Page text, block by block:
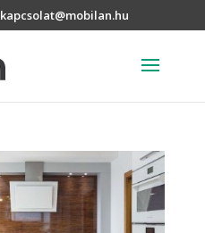
kapcsolat@mobilan.hu